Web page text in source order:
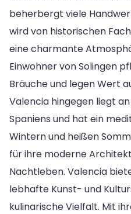
beherbergt viele
wird von historischen
eine charmante
Einwohner von Solingen
Bräuche und legen Wert
Valencia hingegen liegt
Spaniens und hat ein
Wintern und heißen
für ihre moderne
Nachtleben. Valencia
lebhafte Kunst- und
kulinarische Vielfalt. Mit